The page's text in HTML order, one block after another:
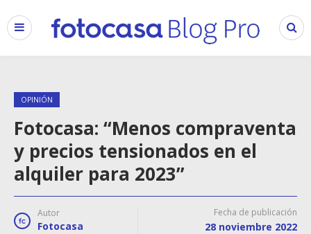
OPINIÓN
Fotocasa: “Menos compraventa
y precios tensionados en el
alquiler para 2023”
Autor
Fotocasa
Fecha de publicación
28 noviembre 2022